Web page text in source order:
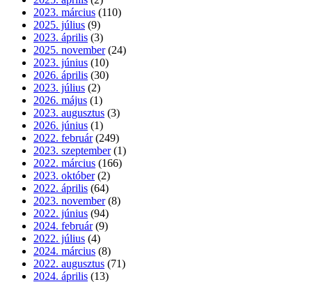
2023. március (110)
2025. július (9)
2023. április (3)
2025. november (24)
2023. június (10)
2026. április (30)
2023. július (2)
2026. május (1)
2023. augusztus (3)
2026. június (1)
2022. február (249)
2023. szeptember (1)
2022. március (166)
2023. október (2)
2022. április (64)
2023. november (8)
2022. június (94)
2024. február (9)
2022. július (4)
2024. március (8)
2022. augusztus (71)
2024. április (13)